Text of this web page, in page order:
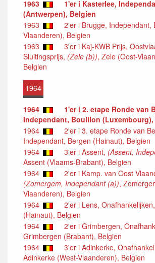
1963
1'er i Kasterlee,
(Antwerpen), Belgien
1963
2'er i Brugge, Independant,
Vlaanderen), Belgien
1963
3'er i Kaj-KWB Prijs,
Sluitingsprijs, (Zele (b)), Zele (Oost-
Belgien
1964
1964
1'er i 2. etape Ronde van
Independant, Bouillon
1964
2'er i 3. etape Ronde van
Independant, Bergen (Hainaut), Belgien
1964
3'er i Assent, (Assent,
Assent (Vlaams-Brabant), Belgien
1964
2'er i Kamp. van Oost
(Zomergem, Independant (a)),
Vlaanderen), Belgien
1964
2'er i Lens,
(Hainaut), Belgien
1964
2'er i Grimbergen,
Grimbergen (Brabant), Belgien
1964
3'er i Adinkerke,
Adinkerke (West-Vlaanderen), Belgien